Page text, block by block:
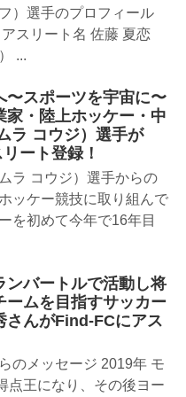
）選手のプロフィール
スリート名 佐藤 夏恋
...
〜スポーツを宇宙に〜
家・陸上ホッケー・中
ラ コウジ）選手が
ート登録！
ラ コウジ）選手からの
ッケー競技に取り組んで
を初めて今年で16年目
ンバートルで活動し将
ームを目指すサッカー
さんがFind-FCにアス
のメッセージ 2019年 モ
点王になり、その後ヨー